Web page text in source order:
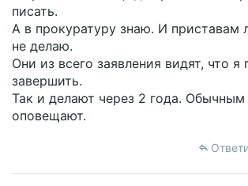
писать.
А в прокуратуру знаю. И приставам
не делаю.
Они из всего заявления видят, что
завершить.
Так и делают через 2 года.
оповещают.